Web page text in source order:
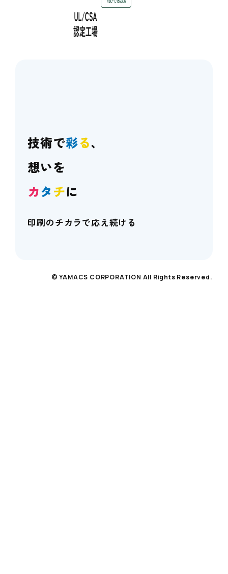
技術で彩る、
想いを
カタチに
印刷のチカラで応え続ける
© YAMACS CORPORATION All Rights Reserved.